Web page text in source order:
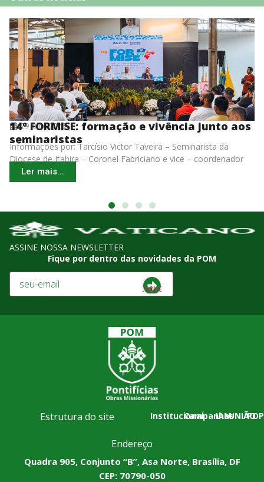
formação e vivência junto aos
Victor Taveira – Seminarista da
– Coronel Fabriciano e vice – coordenador
14º FORMISE (Formação
9 julho 2026
Seminaristas
Missionária
Informações por:
Silva Neto Barra
ASSINE NOSSA NEWSLETTER
Fique por dentro das novidades da POM
Endereço
Quadra 905, Conjunto “B”, Asa Norte, Brasília, DF
CEP: 70790-050
Estrutura do site InstitucionalCampanhas
IAMUNIÃO